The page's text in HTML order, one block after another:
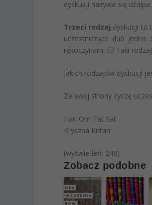
dyskusji nazywa się dźalpa
Trzeci rodzaj dyskusji to
uczestniczące (lub
rękoczynami 🙂 Taki
Jakich rodzajów dyskusji
Ze swej strony życzę
Hari Om Tat Sat
Kryszna Kirtan
(wyświetleń: 248)
Zobacz podobne